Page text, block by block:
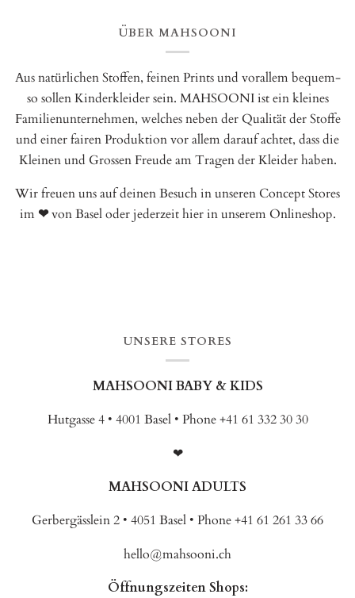
ÜBER MAHSOONI
Aus natürlichen Stoffen, feinen Prints und vorallem bequem-
so sollen Kinderkleider sein. MAHSOONI ist ein kleines
Familienunternehmen, welches neben der Qualität der Stoffe
und einer fairen Produktion vor allem darauf achtet, dass die
Kleinen und Grossen Freude am Tragen der Kleider haben.
Wir freuen uns auf deinen Besuch in unseren Concept Stores
im ❤von Basel oder jederzeit hier in unserem Onlineshop.
UNSERE STORES
MAHSOONI BABY & KIDS
Hutgasse 4 • 4001 Basel • Phone +41 61 332 30 30
❤
MAHSOONI ADULTS
Gerbergässlein 2 • 4051 Basel • Phone +41 61 261 33 66
hello@mahsooni.ch
Öffnungszeiten Shops: